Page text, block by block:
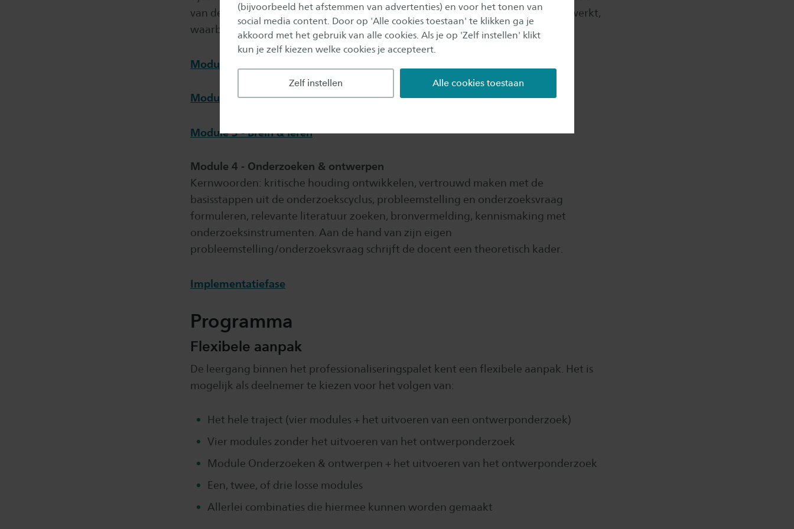
(bijvoorbeeld het afstemmen van advertenties) en voor het tonen van
social media content. Door op 'Alle cookies toestaan' te klikken ga je
akkoord met het gebruik van alle cookies. Als je op 'Zelf instellen' klikt
kun je zelf kiezen welke cookies je accepteert.
Zelf instellen Alle cookies toestaan
van de laatste inzichten uit literatuur en de praktijk aan opdrachten wordt gewerkt,
waarbij een koppeling wordt gemaakt naar de eigen schoolpraktijk.
Module 1 - Communicatie
Module 2 - Effectief onderwijs en technologie
Module 3 - Brein & leren
Module 4 - Onderzoeken & ontwerpen
Kernwoorden: kritische houding ontwikkelen, vertrouwd maken met de
basisstappen uit de onderzoekscyclus, probleemstelling en onderzoeksvraag
formuleren, relevante literatuur zoeken, bronvermelding, kennismaking met
onderzoeksinstrumenten. Aan de hand van zijn eigen
probleemstelling/onderzoeksvraag schrijft de docent een theoretisch kader.
Implementatiefase
Programma
Flexibele aanpak
De leergang binnen het professionaliseringspalet kent een flexibele aanpak. Het is
mogelijk als deelnemer te kiezen voor het volgen van:
Het hele traject (vier modules + het uitvoeren van een ontwerponderzoek)
Vier modules zonder het uitvoeren van het ontwerponderzoek
Module Onderzoeken & ontwerpen + het uitvoeren van het ontwerponderzoek
Een, twee, of drie losse modules
Allerlei combinaties die hiermee kunnen worden gemaakt